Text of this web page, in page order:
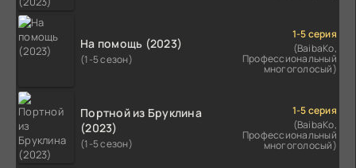
На помощь (2023)
(1-5 сезон)
1-5 серия
(BaibaKo,
Профессиональный
многоголосый)
Портной из Бруклина
(2023)
(1-5 сезон)
1-5 серия
(BaibaKo,
Профессиональный
многоголосый)